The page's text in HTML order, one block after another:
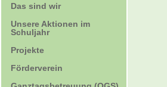
Das sind wir
Unsere Aktionen im
Schuljahr
Projekte
Förderverein